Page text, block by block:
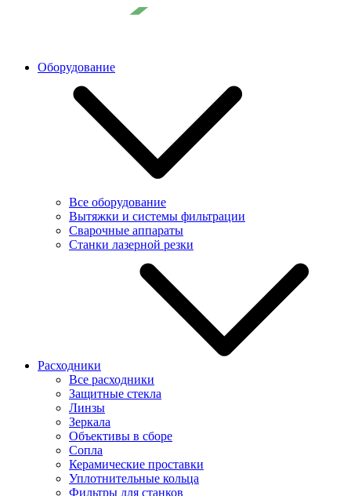
Оборудование
Все оборудование
Вытяжки и системы фильтрации
Сварочные аппараты
Станки лазерной резки
Расходники
Все расходники
Защитные стекла
Линзы
Зеркала
Объективы в сборе
Сопла
Керамические проставки
Уплотнительные кольца
Фильтры для станков